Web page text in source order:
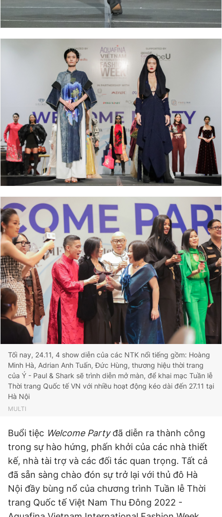
Tối nay, 24.11, 4 show diễn của các NTK nổi tiếng gồm: Hoàng
Minh Hà, Adrian Anh Tuấn, Đức Hùng, thương hiệu thời trang
của Ý - Paul & Shark sẽ trình diễn mở màn, để khai mạc Tuần lễ
Thời trang Quốc tế VN với nhiều hoạt động kéo dài đến 27.11 tại
Hà Nội
MULTI
Buổi tiệc Welcome Partyđã diễn ra thành công
trong sự hào hứng, phấn khởi của các nhà thiết
kế, nhà tài trợ và các đối tác quan trọng. Tất cả
đã sẵn sàng chào đón sự trở lại với thủ đô Hà
Nội đầy bùng nổ của chương trình Tuần lễ Thời
trang Quốc tế Việt Nam Thu Đông 2022 -